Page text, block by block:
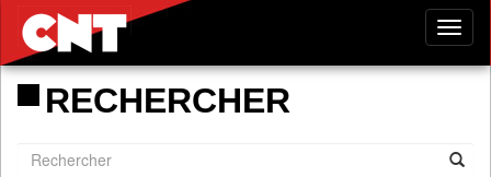
RECHERCHER